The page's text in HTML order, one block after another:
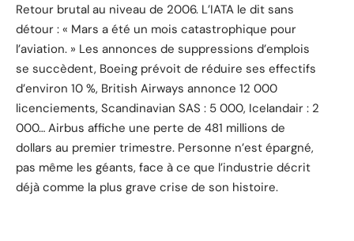
Retour brutal au niveau de 2006. L’IATA le dit sans
détour : « Mars a été un mois catastrophique pour
l’aviation. » Les annonces de suppressions d’emplois
se succèdent, Boeing prévoit de réduire ses effectifs
d’environ 10 %, British Airways annonce 12 000
licenciements, Scandinavian SAS : 5 000, Icelandair : 2
000… Airbus affiche une perte de 481 millions de
dollars au premier trimestre. Personne n’est épargné,
pas même les géants, face à ce que l’industrie décrit
déjà comme la plus grave crise de son histoire.